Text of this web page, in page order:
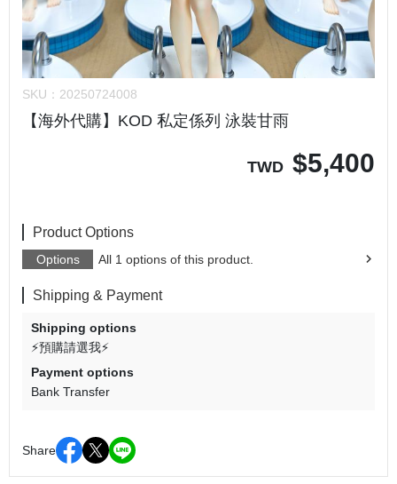
SKU： 20250724008
【海外代購】KOD 私定係列 泳裝甘雨
TWD $5,400
Product Options
Options All 1 options of this product.
Shipping & Payment
Shipping options
⚡預購請選我⚡
Payment options
Bank Transfer
Share